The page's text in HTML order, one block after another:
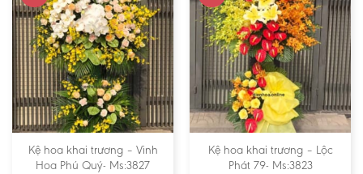
Kệ hoa khai trương – Vinh
Hoa Phú Quý- Ms:3827
Kệ hoa khai trương – Lộc
Phát 79- Ms:3823